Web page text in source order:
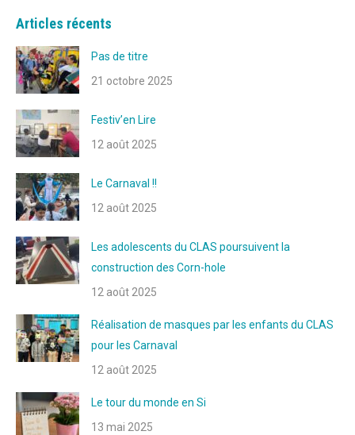
Articles récents
Pas de titre
21 octobre 2025
Festiv’en Lire
12 août 2025
Le Carnaval !!
12 août 2025
Les adolescents du CLAS poursuivent la
construction des Corn-hole
12 août 2025
Réalisation de masques par les enfants du CLAS
pour les Carnaval
12 août 2025
Le tour du monde en Si
13 mai 2025